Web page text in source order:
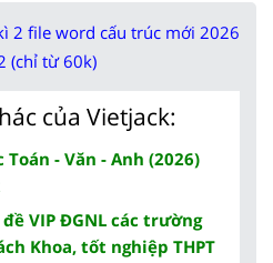
2 file word cấu trúc mới 2026
(chỉ từ 60k)
của Vietjack:
- Văn - Anh (2026)
VIP ĐGNL các trường
Khoa, tốt nghiệp THPT